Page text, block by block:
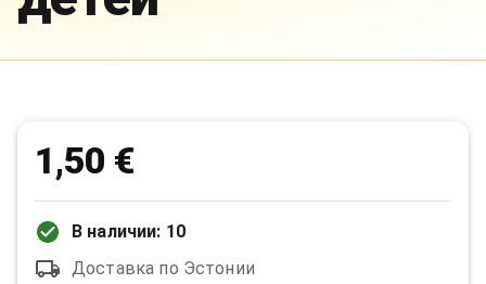
1,50 €
В наличии: 10
Доставка по Эстонии